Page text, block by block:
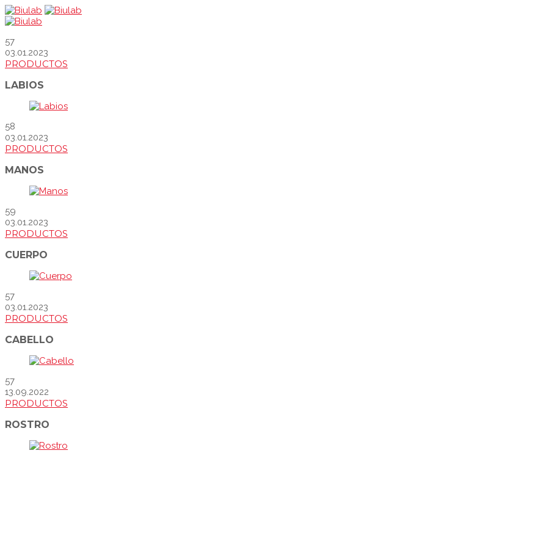
57
03.01.2023
PRODUCTOS
LABIOS
58
03.01.2023
PRODUCTOS
MANOS
59
03.01.2023
PRODUCTOS
CUERPO
57
03.01.2023
PRODUCTOS
CABELLO
57
13.09.2022
PRODUCTOS
ROSTRO